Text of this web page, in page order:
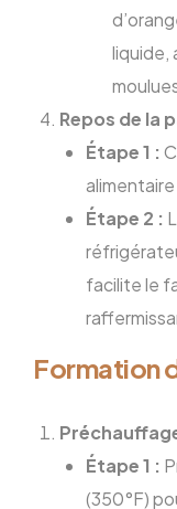
liquide,
Repos de la
Étape 1 :
Étape 2 :
facilite le
Formation
Étape 1 :
(350°F)